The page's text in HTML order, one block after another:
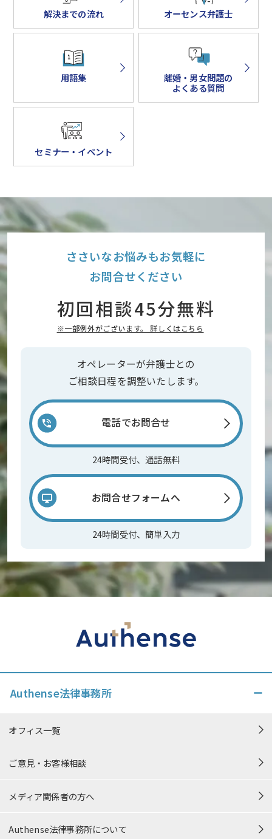
解決までの流れ オーセンス弁護士
用語集
離婚・男女問題の
よくある質問
セミナー・イベント
ささいなお悩みもお気軽に
お問合せください
初回相談45分無料
※一部例外がございます。 詳しくはこちら
オペレーターが弁護士との
ご相談日程を調整いたします。
電話でお問合せ
24時間受付、通話無料
お問合せフォームへ
24時間受付、簡単入力
Authense法律事務所
オフィス一覧
ご意見・お客様相談
メディア関係者の方へ
Authense法律事務所について